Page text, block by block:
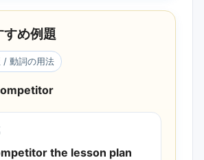
02:30 補足：今月のおすす
し替え、動詞の用法の確認ポ
加しました。
め例題
/ 動詞の用法
the lesson plan